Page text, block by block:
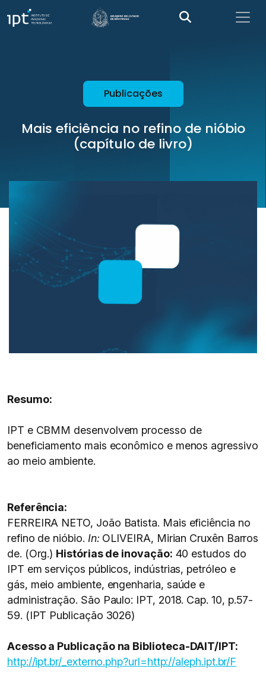
Publicações
Mais eficiência no refino de nióbio
(capítulo de livro)
Resumo:
IPT e CBMM desenvolvem processo de
beneficiamento mais econômico e menos agressivo
ao meio ambiente.
Referência:
FERREIRA NETO, João Batista. Mais eficiência no
refino de nióbio. In: OLIVEIRA, Mirian Cruxên Barros
de. (Org.) Histórias de inovação: 40 estudos do
IPT em serviços públicos, indústrias, petróleo e
gás, meio ambiente, engenharia, saúde e
administração. São Paulo: IPT, 2018. Cap. 10, p.57-
59. (IPT Publicação 3026)
Acesso a Publicação na Biblioteca-DAIT/IPT:
http://ipt.br/_externo.php?url=http://aleph.ipt.br/F